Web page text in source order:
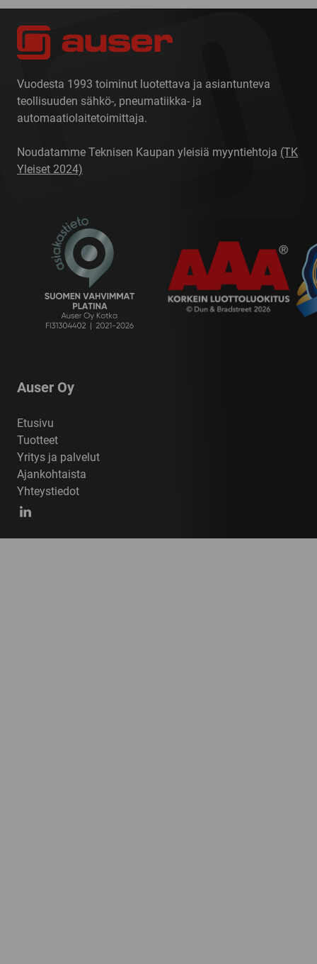
Vuodesta 1993 toiminut luotettava ja asiantunteva
teollisuuden sähkö-, pneumatiikka- ja
automaatiolaitetoimittaja.
Noudatamme Teknisen Kaupan yleisiä myyntiehtoja (TK
Yleiset 2024)
Auser Oy
Etusivu
Tuotteet
Yritys ja palvelut
Ajankohtaista
Yhteystiedot